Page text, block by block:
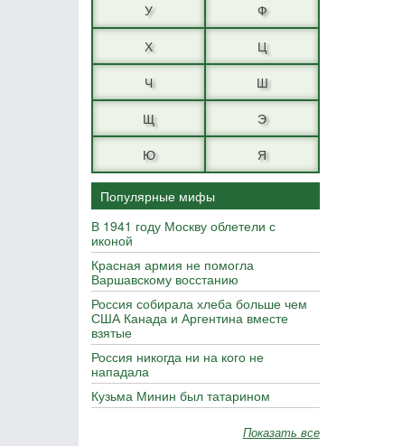
У
Ф
Х
Ц
Ч
Ш
Щ
Э
Ю
Я
Популярные мифы
В 1941 году Москву облетели с
иконой
Красная армия не помогла
Варшавскому восстанию
Россия собирала хлеба больше чем
США Канада и Аргентина вместе
взятые
Россия никогда ни на кого не
нападала
Кузьма Минин был татарином
Показать все